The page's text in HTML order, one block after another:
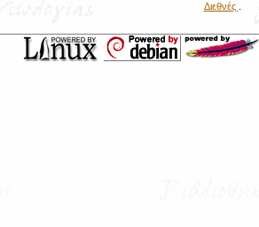
Διεθνές